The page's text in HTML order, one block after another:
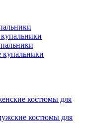
костюмы для
костюмы для